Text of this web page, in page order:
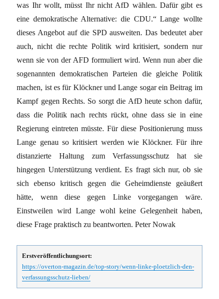
was Ihr wollt, müsst Ihr nicht AfD wählen. Dafür gibt es
eine demokratische Alternative: die CDU.“ Lange wollte
dieses Angebot auf die SPD ausweiten. Das bedeutet aber
auch, nicht die rechte Politik wird kritisiert, sondern nur
wenn sie von der AFD formuliert wird. Wenn nun aber die
sogenannten demokratischen Parteien die gleiche Politik
machen, ist es für Klöckner und Lange sogar ein Beitrag im
Kampf gegen Rechts. So sorgt die AfD heute schon dafür,
dass die Politik nach rechts rückt, ohne dass sie in eine
Regierung eintreten müsste. Für diese Positionierung muss
Lange genau so kritisiert werden wie Klöckner. Für ihre
distanzierte Haltung zum Verfassungsschutz hat sie
hingegen Unterstützung verdient. Es fragt sich nur, ob sie
sich ebenso kritisch gegen die Geheimdienste geäußert
hätte, wenn diese gegen Linke vorgegangen wäre.
Einstweilen wird Lange wohl keine Gelegenheit haben,
diese Frage praktisch zu beantworten. Peter Nowak
Erstveröffentlichungsort:
https://overton-magazin.de/top-story/wenn-linke-ploetzlich-den-
verfassungsschutz-lieben/